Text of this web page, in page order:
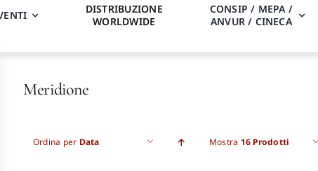
DISTRIBUZIONE
WORLDWIDE
CONSIP / MEPA /
ANVUR / CINECA
Meridione
Ordina per Data Mostra 16 Prodotti